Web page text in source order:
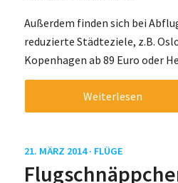
Außerdem finden sich bei
reduzierte Städteziele, z.B.
Kopenhagen ab 89 Euro oder
Weiterlesen
21. MÄRZ 2014 · FLÜGE